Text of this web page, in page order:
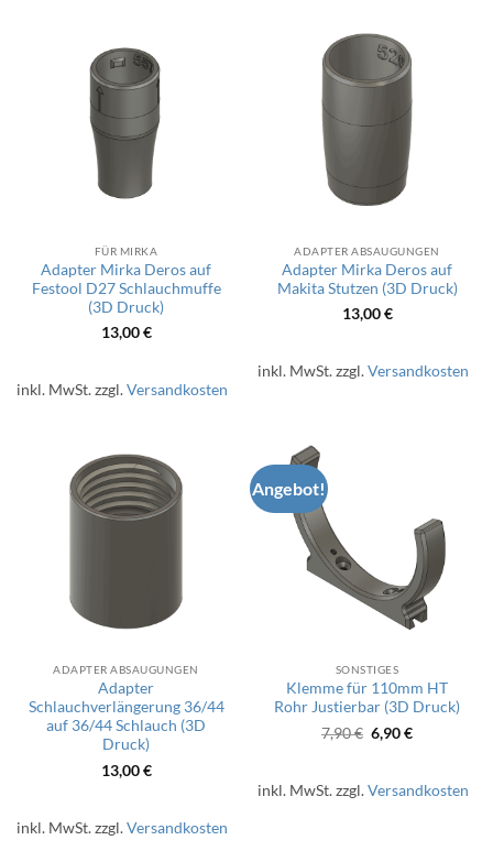
FÜR MIRKA
Adapter Mirka Deros auf
Festool D27 Schlauchmuffe
(3D Druck)
13,00€
inkl. MwSt.zzgl.Versandkosten
ADAPTER ABSAUGUNGEN
Adapter Mirka Deros auf
Makita Stutzen (3D Druck)
13,00€
inkl. MwSt.zzgl.Versandkosten
ADAPTER ABSAUGUNGEN
Adapter
Schlauchverlängerung 36/44
auf 36/44 Schlauch (3D
Druck)
13,00€
inkl. MwSt.zzgl.Versandkosten
Angebot!
SONSTIGES
Klemme für 110mm HT
Rohr Justierbar (3D Druck)
7,90€ Ursprünglicher
Preis
6,90€Aktueller
inkl. MwSt.zzgl.Versandkosten